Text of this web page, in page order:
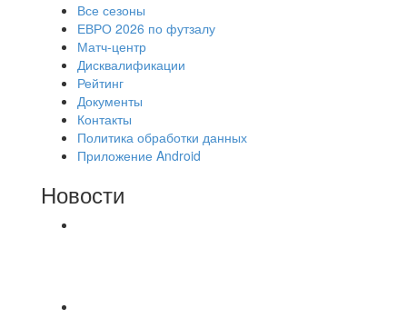
Все сезоны
ЕВРО 2026 по футзалу
Матч-центр
Дисквалификации
Рейтинг
Документы
Контакты
Политика обработки данных
Приложение Android
Новости